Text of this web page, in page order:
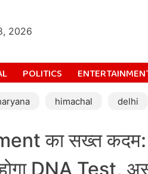
2026
POLITICS
himachal delhi
का सख्त कदम:
DNA Test,